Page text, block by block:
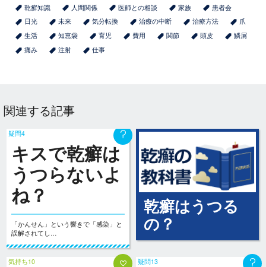
乾癬知識
人間関係 医師との相談 家族
患者会
日光
未来 気分転換 治療の中断 治療方法
爪
生活
知恵袋 育児 費用 関節 頭皮
鱗屑
痛み
注射 仕事
関連する記事
疑問4
キスで乾癬は
うつらないよ
ね？
「かんせん」という響きで「感染」と
誤解されてし…
乾癬はうつる
の？
気持ち10 疑問13